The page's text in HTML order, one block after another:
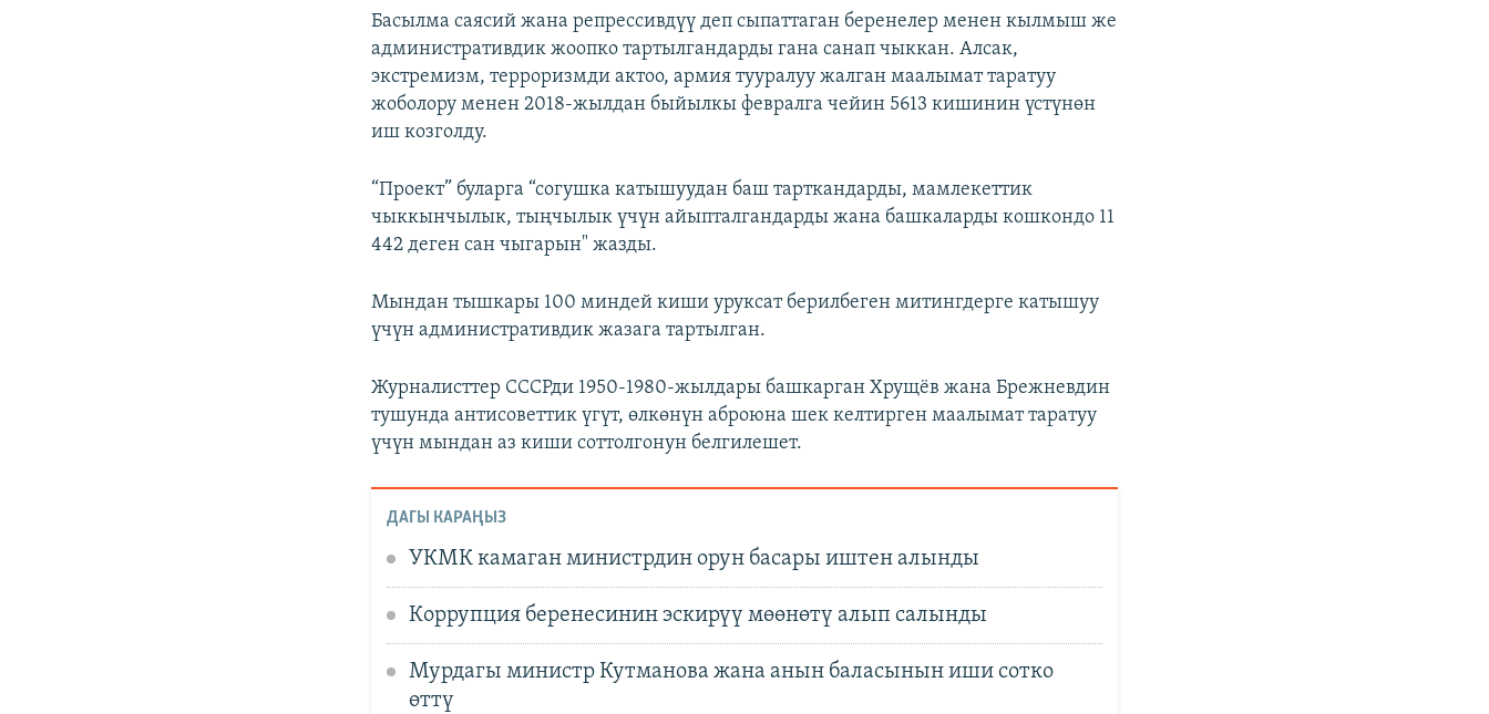
Басылма саясий жана репрессивдүү деп сыпаттаган беренелер менен кылмыш же
административдик жоопко тартылгандарды гана санап чыккан. Алсак,
экстремизм, терроризмди актоо, армия тууралуу жалган маалымат таратуу
жоболору менен 2018-жылдан быйылкы февралга чейин 5613 кишинин үстүнөн
иш козголду.
“Проект” буларга “согушка катышуудан баш тарткандарды, мамлекеттик
чыккынчылык, тыңчылык үчүн айыпталгандарды жана башкаларды кошкондо 11
442 деген сан чыгарын" жазды.
Мындан тышкары 100 миндей киши уруксат берилбеген митингдерге катышуу
үчүн административдик жазага тартылган.
Журналисттер СССРди 1950-1980-жылдары башкарган Хрущёв жана Брежневдин
тушунда антисоветтик үгүт, өлкөнүн аброюна шек келтирген маалымат таратуу
үчүн мындан аз киши соттолгонун белгилешет.
ДАГЫ КАРАҢЫЗ
УКМК камаган министрдин орун басары иштен алынды
Коррупция беренесинин эскирүү мөөнөтү алып салынды
Мурдагы министр Кутманова жана анын баласынын иши сотко
өттү